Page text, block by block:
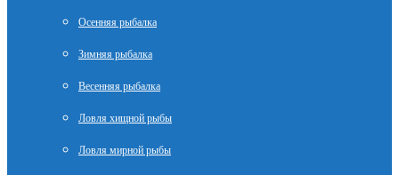
Осенняя рыбалка
Зимняя рыбалка
Весенняя рыбалка
Ловля хищной рыбы
Ловля мирной рыбы